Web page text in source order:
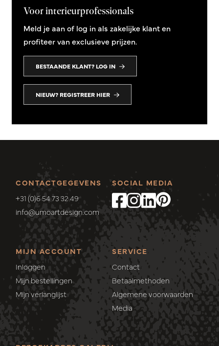
Voor interieurprofessionals
Meld je aan of log in als zakelijke klant en
profiteer van exclusieve prijzen.
BESTAANDE KLANT? LOG IN
NIEUW? REGISTREER HIER
CONTACTGEGEVENS
+31 (0)6 54 73 32 49
info@umoartdesign.com
MIJN ACCOUNT
Inloggen
Mijn bestellingen
Mijn verlanglijst
SERVICE
Contact
Betaalmethoden
Algemene voorwaarden
Media
SOCIAL MEDIA